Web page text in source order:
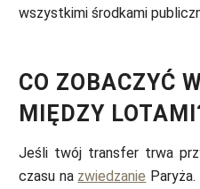
wszystkimi środkami
CO ZOBACZYĆ
MIĘDZY
Jeśli twój transfer trwa
czasu na zwiedzanie